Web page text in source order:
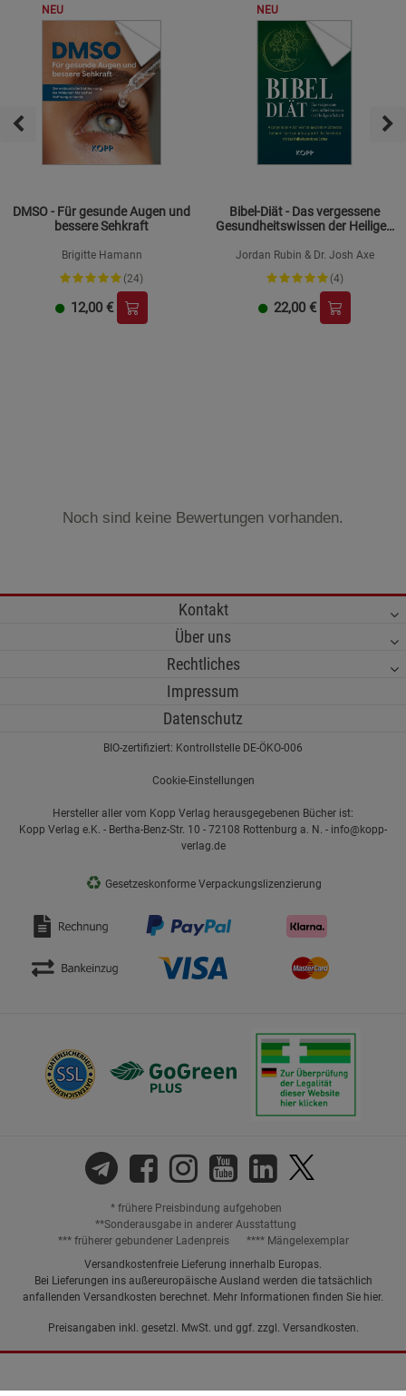
NEU
DMSO - Für gesunde Augen und
bessere Sehkraft
Brigitte Hamann
(24)
12,00 €
NEU
Bibel-Diät - Das vergessene
Gesundheitswissen der Heiligen
Jordan Rubin & Dr. Josh Axe
(4)
22,00 €
Noch sind keine Bewertungen vorhanden.
Kontakt
Über uns
Rechtliches
Impressum
Datenschutz
BIO-zertifiziert: Kontrollstelle DE-ÖKO-006
Cookie-Einstellungen
Hersteller aller vom Kopp Verlag herausgegebenen Bücher ist:
Kopp Verlag e.K. - Bertha-Benz-Str. 10 - 72108 Rottenburg a. N. - info@kopp-
verlag.de
♻ Gesetzeskonforme Verpackungslizenzierung
* frühere Preisbindung aufgehoben
**Sonderausgabe in anderer Ausstattung
*** früherer gebundener Ladenpreis
**** Mängelexemplar
Versandkostenfreie Lieferung innerhalb Europas.
Bei Lieferungen ins außereuropäische Ausland werden die tatsächlich
anfallenden Versandkosten berechnet. Mehr Informationen finden Sie hier.
Preisangaben inkl. gesetzl. MwSt. und ggf. zzgl. Versandkosten.